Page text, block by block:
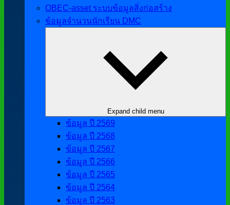
OBEC-asset ระบบข้อมูลสิ่งก่อสร้าง
ข้อมูลจำนวนนักเรียน DMC
Expand child menu
ข้อมูล ปี 2569
ข้อมูล ปี 2568
ข้อมูล ปี 2567
ข้อมูล ปี 2566
ข้อมูล ปี 2565
ข้อมูล ปี 2564
ข้อมูล ปี 2563